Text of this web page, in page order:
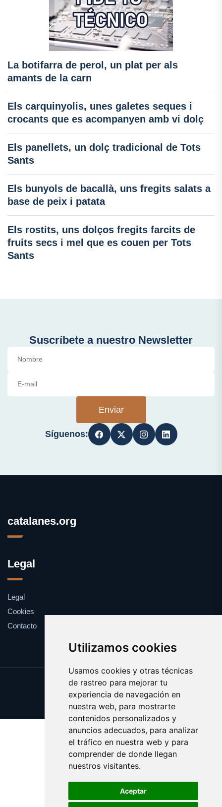
Utilizamos cookies
Usamos cookies y otras técnicas
de rastreo para mejorar tu
experiencia de navegación en
nuestra web, para mostrarte
contenidos personalizados y
anuncios adecuados, para analizar
el tráfico en nuestra web y para
comprender de donde llegan
nuestros visitantes.
Aceptar
La botifarra de perol, un plat per als
amants de la carn
Els carquinyolis, unes galetes seques i
crocants que es acompanyen amb vi dolç
Els panellets, un dolç tradicional de Tots
Sants
Els bunyols de bacallà, uns fregits salats a
base de peix i patata
Els rostits, uns dolços fregits farcits de
fruits secs i mel que es couen per Tots
Sants
Suscríbete a nuestro Newsletter
Enviar
Síguenos:
catalanes.org
Legal
Legal
Cookies
Contacto
Update cookies preferences
Copyright © 2025 catalanes.org